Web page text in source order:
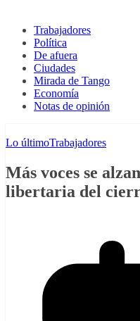
Trabajadores
Política
De afuera
Ciudades
Mirada de Tango
Economía
Notas de opinión
Lo últimoTrabajadores
Más voces se
libertaria del